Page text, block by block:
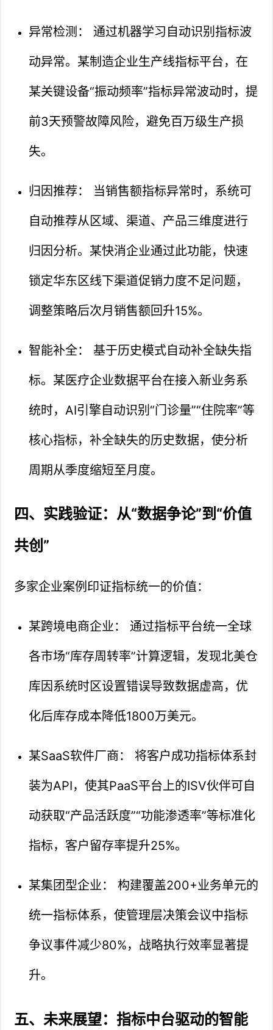
异常检测： 通过机器学习自动识别指标波
动异常。某制造企业生产线指标平台，在
某关键设备“振动频率”指标异常波动时，提
前3天预警故障风险，避免百万级生产损
失。
归因推荐： 当销售额指标异常时，系统可
自动推荐从区域、渠道、产品三维度进行
归因分析。某快消企业通过此功能，快速
锁定华东区线下渠道促销力度不足问题，
调整策略后次月销售额回升15%。
智能补全： 基于历史模式自动补全缺失指
标。某医疗企业数据平台在接入新业务系
统时，AI引擎自动识别“门诊量”“住院率”等
核心指标，补全缺失的历史数据，使分析
周期从季度缩短至月度。
四、实践验证：从“数据争论”到“价值
共创”
多家企业案例印证指标统一的价值：
某跨境电商企业： 通过指标平台统一全球
各市场“库存周转率”计算逻辑，发现北美仓
库因系统时区设置错误导致数据虚高，优
化后库存成本降低1800万美元。
某SaaS软件厂商： 将客户成功指标体系封
装为API，使其PaaS平台上的ISV伙伴可自
动获取“产品活跃度”“功能渗透率”等标准化
指标，客户留存率提升25%。
某集团型企业： 构建覆盖200+业务单元的
统一指标体系，使管理层决策会议中指标
争议事件减少80%，战略执行效率显著提
升。
五、未来展望：指标中台驱动的智能